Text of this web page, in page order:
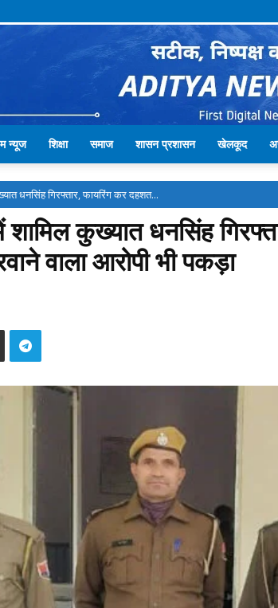
न्यूज शिक्षा समाज शासन प्रशासन खेलकूद
ध​नसिंह गिरफ्तार, फायरिंग कर दहशत...
शामिल कुख्यात ध​नसिंह
वाला आरोपी भी पकड़ा